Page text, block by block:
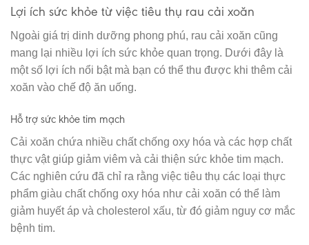
Lợi ích sức khỏe từ việc tiêu thụ rau cải xoăn
Ngoài giá trị dinh dưỡng phong phú, rau cải xoăn cũng
mang lại nhiều lợi ích sức khỏe quan trọng. Dưới đây là
một số lợi ích nổi bật mà bạn có thể thu được khi thêm cải
xoăn vào chế độ ăn uống.
Hỗ trợ sức khỏe tim mạch
Cải xoăn chứa nhiều chất chống oxy hóa và các hợp chất
thực vật giúp giảm viêm và cải thiện sức khỏe tim mạch.
Các nghiên cứu đã chỉ ra rằng việc tiêu thụ các loại thực
phẩm giàu chất chống oxy hóa như cải xoăn có thể làm
giảm huyết áp và cholesterol xấu, từ đó giảm nguy cơ mắc
bệnh tim.